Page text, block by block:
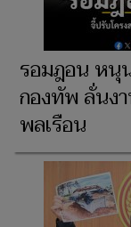
รอมฎอน หนุ
กองทัพ ลั่นง
พลเรือน